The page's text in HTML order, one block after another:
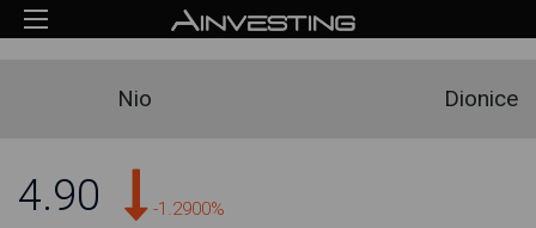
Nio Dionice
4.90 -1.2900%